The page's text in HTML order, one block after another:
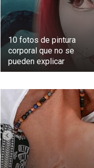
10 fotos de pintura
corporal que no se
pueden explicar